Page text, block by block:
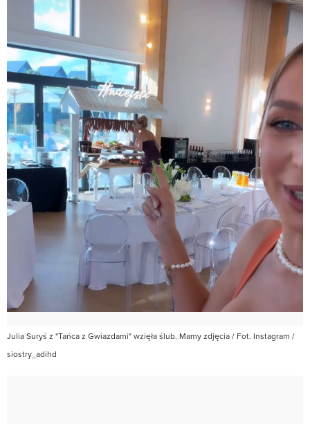
Julia Suryś z "Tańca z Gwiazdami" wzięła ślub. Mamy zdjęcia / Fot. Instagram /
siostry_adihd